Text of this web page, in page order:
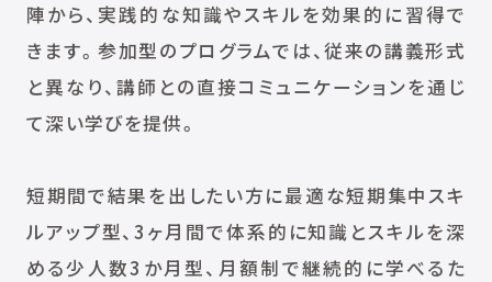
陣から、実践的な知識やスキルを効果的に習得で
きます。参加型のプログラムでは、従来の講義形式
と異なり、講師との直接コミュニケーションを通じ
て深い学びを提供。
短期間で結果を出したい方に最適な短期集中スキ
ルアップ型、3ヶ月間で体系的に知識とスキルを深
める少人数3か月型、月額制で継続的に学べるた